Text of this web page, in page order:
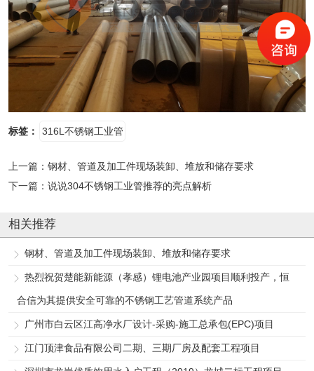
标签： 316L不锈钢工业管
上一篇： 钢材、管道及加工件现场装卸、堆放和储存要求
下一篇： 说说304不锈钢工业管推荐的亮点解析
相关推荐
钢材、管道及加工件现场装卸、堆放和储存要求
热烈祝贺楚能新能源（孝感）锂电池产业园项目顺利投产，恒
合信为其提供安全可靠的不锈钢工艺管道系统产品
广州市白云区江高净水厂设计-采购-施工总承包(EPC)项目
江门顶津食品有限公司二期、三期厂房及配套工程项目